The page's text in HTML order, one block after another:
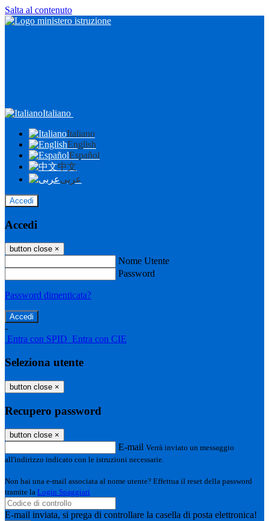
Salta al contenuto
Italiano
Italiano
English
Español
中文
عربى
Accedi
Accedi
button close ×
Nome Utente
Password
Password dimenticata?
-
Entra con SPID Entra con CIE
Seleziona utente
button close ×
Recupero password
button close ×
E-mail Verrà inviato un messaggio
all'indirizzo indicato con le istruzioni necessarie.
Non hai una e-mail associata al nome utente? Effettua il reset della password
tramite la Login Spaggiari
E-mail inviata, si prega di controllare la casella di posta elettronica!